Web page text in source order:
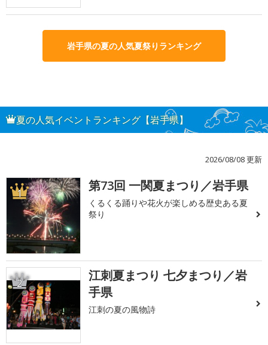
岩手県の夏の人気夏祭りランキング
夏の人気イベントランキング【岩手県】
2026/08/08 更新
1 第73回 一関夏まつり／岩手県
くるくる踊りや花火が楽しめる歴史ある夏
祭り
2
江刺夏まつり 七夕まつり／岩
手県
江刺の夏の風物詩